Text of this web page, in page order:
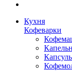
Кухня
Кофеварки